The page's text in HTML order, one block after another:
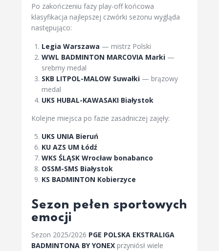
Po zakończeniu fazy play-off końcowa
klasyfikacja najlepszej czwórki sezonu wygląda
następująco:
Legia Warszawa — mistrz Polski
WWL BADMINTON MARCOVIA Marki —
srebrny medal
SKB LITPOL-MALOW Suwałki — brązowy
medal
UKS HUBAL-KAWASAKI Białystok
Kolejne miejsca po fazie zasadniczej zajęły:
UKS UNIA Bieruń
KU AZS UM Łódź
WKS ŚLĄSK Wrocław bonabanco
OSSM-SMS Białystok
KS BADMINTON Kobierzyce
Sezon pełen sportowych
emocji
Sezon 2025/2026 PGE POLSKA EKSTRALIGA
BADMINTONA BY YONEX przyniósł wiele